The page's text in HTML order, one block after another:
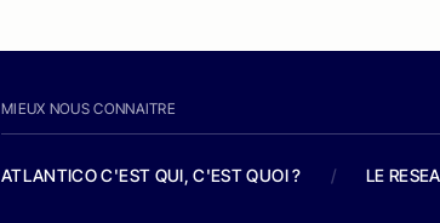
MIEUX NOUS CONNAITRE
ATLANTICO C'EST QUI, C'EST QUOI ? / LE